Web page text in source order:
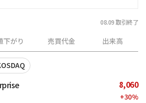
08.09 取引終了
下がり 売買代金 出来高
8,060
+30%